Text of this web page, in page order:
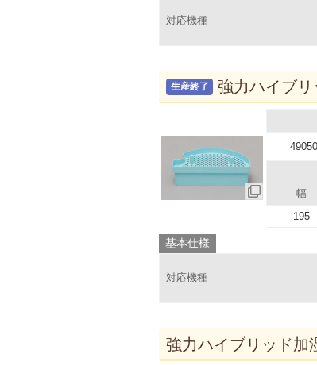
対応機種
生産終了 強力ハイブ
幅
195
基本仕様
対応機種
強力ハイブリッド加